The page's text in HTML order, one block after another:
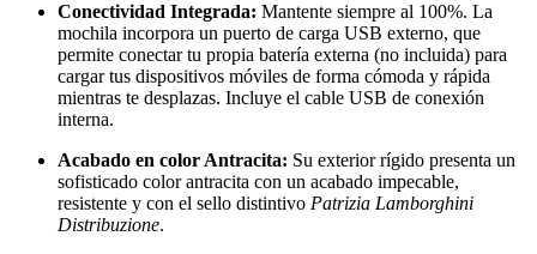
Conectividad Integrada: Mantente siempre al 100%. La
mochila incorpora un puerto de carga USB externo, que
permite conectar tu propia batería externa (no incluida) para
cargar tus dispositivos móviles de forma cómoda y rápida
mientras te desplazas. Incluye el cable USB de conexión
interna.
Acabado en color Antracita: Su exterior rígido presenta un
sofisticado color antracita con un acabado impecable,
resistente y con el sello distintivo Patrizia Lamborghini
Distribuzione.